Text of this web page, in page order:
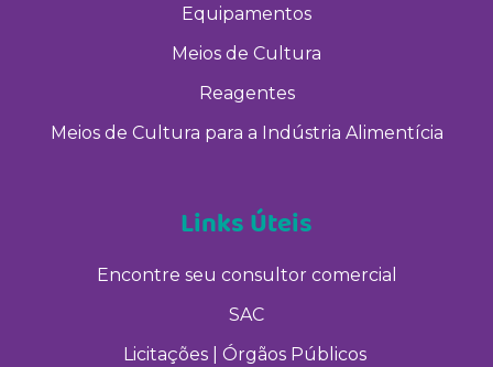
Equipamentos
Meios de Cultura
Reagentes
Meios de Cultura para a Indústria Alimentícia
Links Úteis
Encontre seu consultor comercial
SAC
Licitações | Órgãos Públicos